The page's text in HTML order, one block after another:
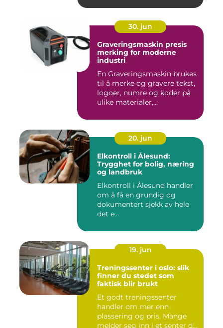
30. jun
Graveringsmaskin presis
merking for moderne
industri
En Graveringsmaskin brukes
til å merke og gravere tekst,
logoer, numre og koder på
ulike materialer,...
20. jun
Elkontroll i Ålesund:
Trygghet for bolig, næring
og landbruk
Elkontroll i Ålesund handler
om å få en grundig og
dokumentert sjekk av hele
det e...
19. jun
Treningssenter i oslo: slik
finner du stedet som
faktisk blir brukt
Et godt treningssenter
handler om mer enn
plassering og pris. Mange
melder seg inn i et senter de